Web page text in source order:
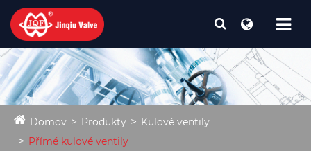
Domov Produkty
Kulové ventily
Přímé kulové ventily